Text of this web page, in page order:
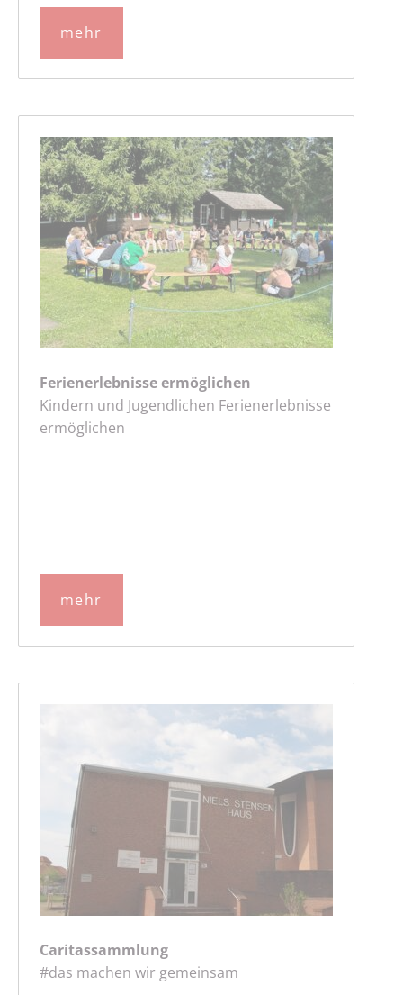
mehr
Ferienerlebnisse ermöglichen
Kindern und Jugendlichen Ferienerlebnisse
ermöglichen
mehr
Caritassammlung
#das machen wir gemeinsam